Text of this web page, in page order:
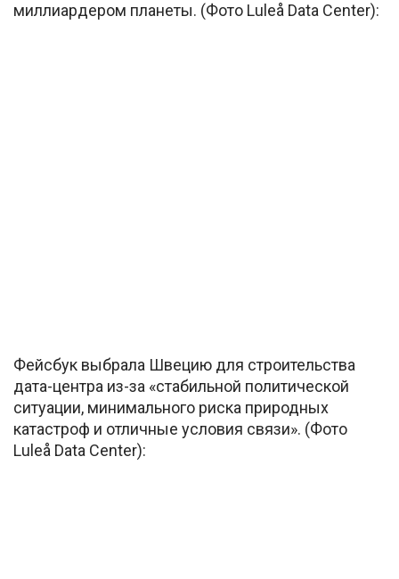
миллиардером планеты. (Фото Luleå Data Center):
Фейсбук выбрала Швецию для строительства
дата-центра из-за «стабильной политической
ситуации, минимального риска природных
катастроф и отличные условия связи». (Фото
Luleå Data Center):